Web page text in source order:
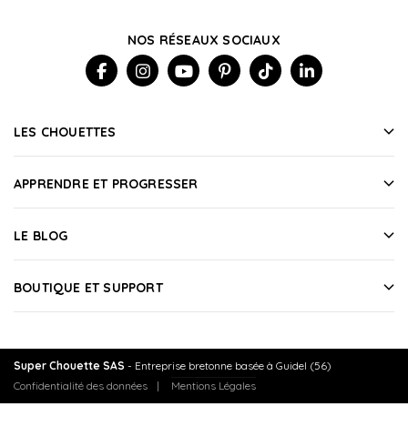
NOS RÉSEAUX SOCIAUX
LES CHOUETTES
APPRENDRE ET PROGRESSER
LE BLOG
BOUTIQUE ET SUPPORT
Super Chouette SAS - Entreprise bretonne basée à Guidel (56)
Confidentialité des données
Mentions Légales